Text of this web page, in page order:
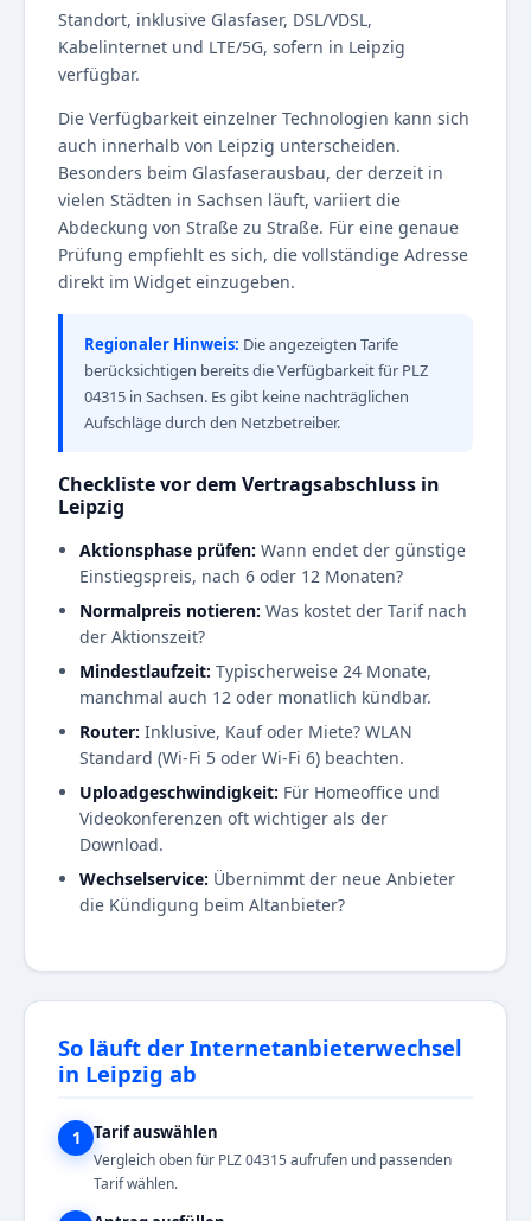
Standort, inklusive Glasfaser, DSL/VDSL,
Kabelinternet und LTE/5G, sofern in Leipzig
verfügbar.
Die Verfügbarkeit einzelner Technologien kann sich
auch innerhalb von Leipzig unterscheiden.
Besonders beim Glasfaserausbau, der derzeit in
vielen Städten in Sachsen läuft, variiert die
Abdeckung von Straße zu Straße. Für eine genaue
Prüfung empfiehlt es sich, die vollständige Adresse
direkt im Widget einzugeben.
Regionaler Hinweis: Die angezeigten Tarife
berücksichtigen bereits die Verfügbarkeit für PLZ
04315 in Sachsen. Es gibt keine nachträglichen
Aufschläge durch den Netzbetreiber.
Checkliste vor dem Vertragsabschluss in
Leipzig
Aktionsphase prüfen: Wann endet der günstige
Einstiegspreis, nach 6 oder 12 Monaten?
Normalpreis notieren: Was kostet der Tarif nach
der Aktionszeit?
Mindestlaufzeit: Typischerweise 24 Monate,
manchmal auch 12 oder monatlich kündbar.
Router: Inklusive, Kauf oder Miete? WLAN
Standard (Wi-Fi 5 oder Wi-Fi 6) beachten.
Uploadgeschwindigkeit: Für Homeoffice und
Videokonferenzen oft wichtiger als der
Download.
Wechselservice: Übernimmt der neue Anbieter
die Kündigung beim Altanbieter?
So läuft der Internetanbieterwechsel
in Leipzig ab
1 Tarif auswählen
Vergleich oben für PLZ 04315 aufrufen und passenden
Tarif wählen.